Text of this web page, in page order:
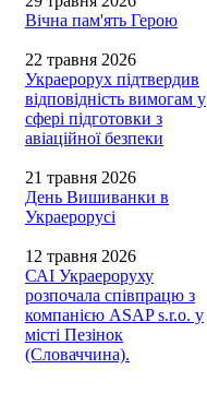
Вічна пам'ять Герою
22 травня 2026
Украерорух підтвердив
відповідність вимогам у
сфері підготовки з
авіаційної безпеки
21 травня 2026
День Вишиванки в
Украерорусі
12 травня 2026
САІ Украероруху
розпочала співпрацю з
компанією ASAP s.r.o. у
місті Пезінок
(Словаччина).